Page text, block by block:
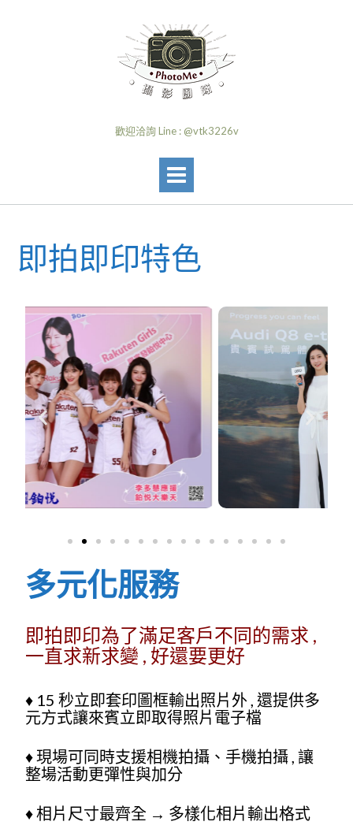
歡迎洽詢 Line : @vtk3226v
即拍即印特色
多元化服務
即拍即印為了滿足客戶不同的需求 ,
一直求新求變 , 好還要更好
♦ 15 秒立即套印圖框輸出照片外 , 還提供多
元方式讓來賓立即取得照片電子檔
♦ 現場可同時支援相機拍攝、手機拍攝 , 讓
整場活動更彈性與加分
♦ 相片尺寸最齊全 → 多樣化相片輸出格式